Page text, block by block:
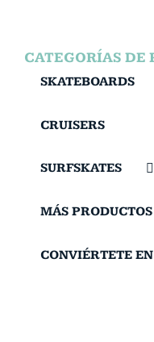
CATEGORÍAS DE
SKATEBOARDS
CRUISERS
SURFSKATES
MÁS PRODUCTOS
CONVIÉRTETE